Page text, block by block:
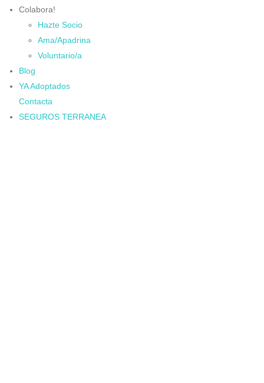
Colabora!
Hazte Socio
Ama/Apadrina
Voluntario/a
Blog
YA Adoptados
Contacta
SEGUROS TERRANEA